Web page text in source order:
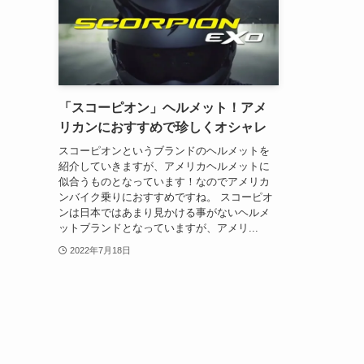
「スコーピオン」ヘルメット！アメ
リカンにおすすめで珍しくオシャレ
スコーピオンというブランドのヘルメットを
紹介していきますが、アメリカヘルメットに
似合うものとなっています！なのでアメリカ
ンバイク乗りにおすすめですね。 スコーピオ
ンは日本ではあまり見かける事がないヘルメ
ットブランドとなっていますが、アメリ...
2022年7月18日